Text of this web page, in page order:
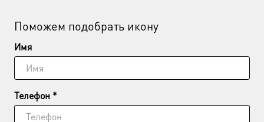
Поможем подобрать икону
Имя
Телефон *